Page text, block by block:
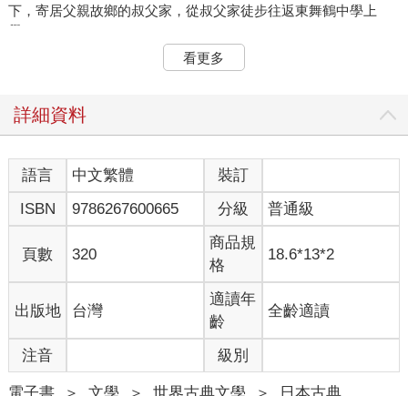
下，寄居父親故鄉的叔父家，從叔父家徒步往返東舞鶴中學上
學。
父親的故鄉是陽光普照之地。但一年之中每逢十一月、十二
變的心情，或許就是在這種土地養成。
的小山。滿眼新綠的山腰被夕陽照亮，彷彿於山野中央建了一座
金屏風。看著那個，我不禁遙想金閣。
雖然透過照片和教科書經常見到現實中的金閣，但在我心目
中，父親描述的金閣幻影更勝一籌。記憶中父親從不曾說現實中
的金閣金光閃閃，但據父親表示，世間沒有比金閣更美的東西，
而我根據金閣這個字面及發音想像出來的金閣也非同凡響。
有時看到遠處的水田在陽光下閃爍，我就覺得那一定是看不
到的金閣的投影。形成福井縣與這京都府界線的吉坂嶺，正好位
於正東方。太陽就是從那山嶺升起。明明和現實中的京都反方
向，我卻看到山間朝陽中，金閣向著清晨的天空聳立。
看更多
詳細資料
語言 中文繁體
裝訂
ISBN
9786267600665 分級 普通級
頁數 320
商品規
格
18.6*13*2
出版地 台灣
適讀年
齡
全齡適讀
注音 級別